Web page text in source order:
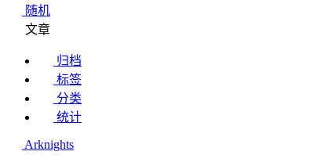
随机
文章
归档
标签
分类
统计
Arknights